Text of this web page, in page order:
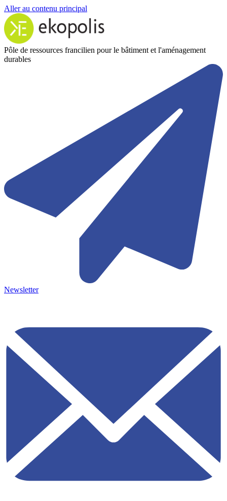
Aller au contenu principal
Pôle de ressources francilien pour le bâtiment et l'aménagement
durables
Newsletter